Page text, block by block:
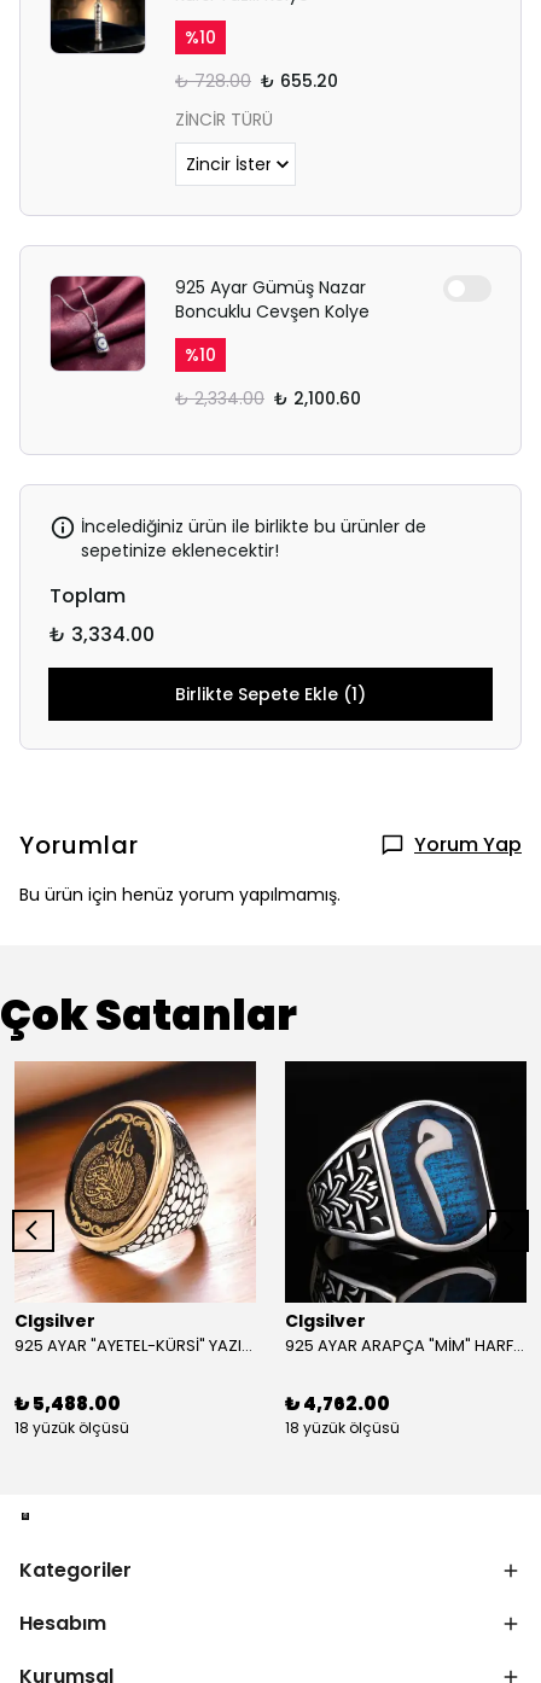
%10
₺ 728.00 ₺ 655.20
ZİNCİR TÜRÜ
925 Ayar Gümüş Nazar
Boncuklu Cevşen Kolye
%10
₺ 2,334.00 ₺ 2,100.60
İncelediğiniz ürün ile birlikte bu ürünler de
sepetinize eklenecektir!
Toplam
₺ 3,334.00
Birlikte Sepete Ekle (1)
Yorumlar Yorum Yap
Bu ürün için henüz yorum yapılmamış.
Çok Satanlar
Clgsilver
925 AYAR "AYETEL-KÜRSİ" YAZILI GÜMÜŞ ERKEK YÜZÜK
₺ 5,488.00
18 yüzük ölçüsü
Clgsilver
925 AYAR ARAPÇA "MİM" HARFLİ GÜMÜŞ ERKEK YÜZÜK
₺ 4,762.00
18 yüzük ölçüsü
Kategoriler
Hesabım
Kurumsal